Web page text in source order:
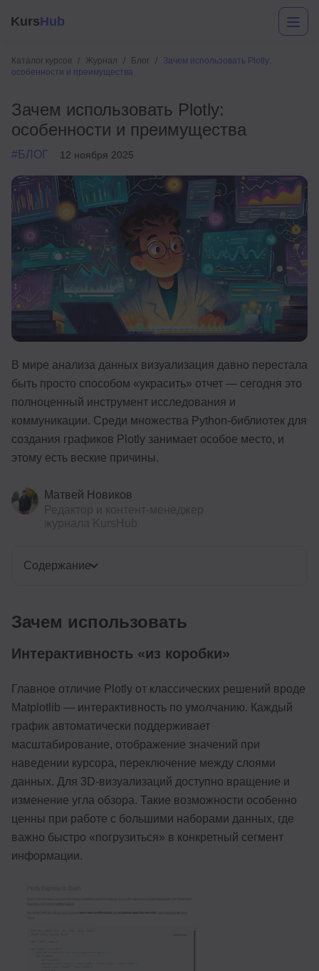
KursHub
Каталог курсов Журнал Блог
Зачем использовать Plotly:
особенности и преимущества
Зачем использовать Plotly:
особенности и преимущества
#БЛОГ 12 ноября 2025
В мире анализа данных визуализация давно перестала
быть просто способом «украсить» отчет — сегодня это
полноценный инструмент исследования и
коммуникации. Среди множества Python-библиотек для
создания графиков Plotly занимает особое место, и
этому есть веские причины.
Матвей Новиков
Содержание
Зачем использовать
Интерактивность «из коробки»
Главное отличие Plotly от классических решений вроде
Matplotlib — интерактивность по умолчанию. Каждый
график автоматически поддерживает
масштабирование, отображение значений при
наведении курсора, переключение между слоями
данных. Для 3D-визуализаций доступно вращение и
изменение угла обзора. Такие возможности особенно
ценны при работе с большими наборами данных, где
важно быстро «погрузиться» в конкретный сегмент
информации.
Разработка
Маркетинг
Дизайн
Аналитика
Менеджмент
Иностранные языки
Soft Skills
Детям
Акции и промокоды